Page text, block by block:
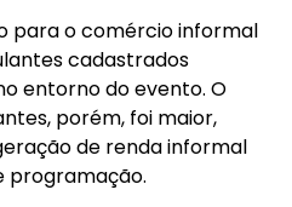
para o comércio informal
cadastrados
entorno do evento. O
porém, foi maior,
de renda informal
programação.